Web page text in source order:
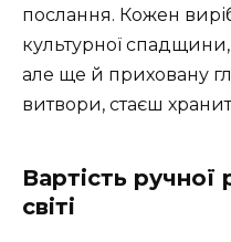
послання. Кожен
культурної
але ще й приховану
витвори, стаєш
Вартість
світі